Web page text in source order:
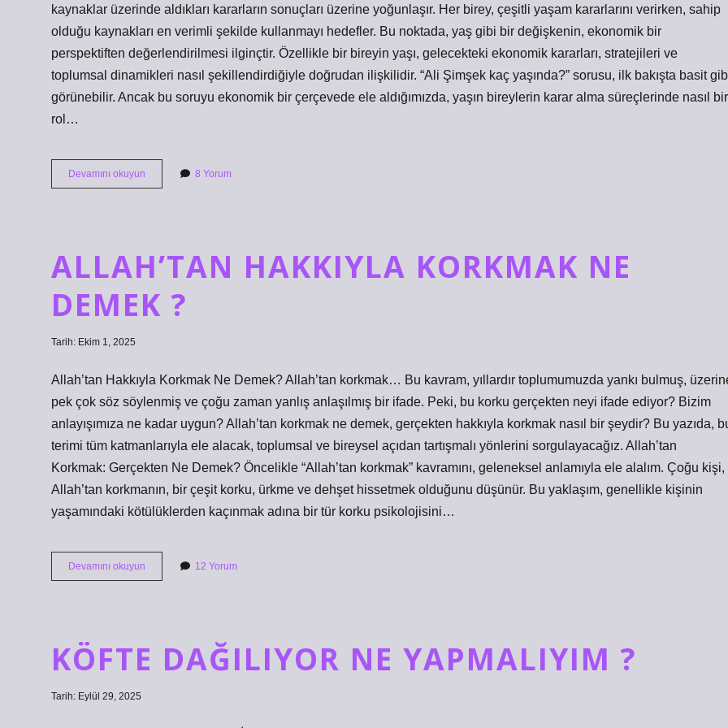
kaynaklar üzerinde aldıkları kararların sonuçları üzerine yoğunlaşır. Her birey, çeşitli yaşam kararlarını verirken, sahip
olduğu kaynakları en verimli şekilde kullanmayı hedefler. Bu noktada, yaş gibi bir değişkenin, ekonomik bir
perspektiften değerlendirilmesi ilginçtir. Özellikle bir bireyin yaşı, gelecekteki ekonomik kararları, stratejileri ve
toplumsal dinamikleri nasıl şekillendirdiğiyle doğrudan ilişkilidir. “Ali Şimşek kaç yaşında?” sorusu, ilk bakışta basit
görünebilir. Ancak bu soruyu ekonomik bir çerçevede ele aldığımızda, yaşın bireylerin karar alma süreçlerinde nasıl bir
rol…
Devamını okuyun
Şimşek
8 Yorum
ALLAH’TAN HAKKIYLA KORKMAK NE
DEMEK ?
Tarih: Ekim 1, 2025
Allah’tan Hakkıyla Korkmak Ne Demek? Allah’tan korkmak… Bu kavram, yıllardır toplumumuzda yankı bulmuş,
pek çok söz söylenmiş ve çoğu zaman yanlış anlaşılmış bir ifade. Peki, bu korku gerçekten neyi ifade ediyor? Bizim
anlayışımıza ne kadar uygun? Allah’tan korkmak ne demek, gerçekten hakkıyla korkmak nasıl bir şeydir? Bu yazıda,
terimi tüm katmanlarıyla ele alacak, toplumsal ve bireysel açıdan tartışmalı yönlerini sorgulayacağız. Allah’tan
Korkmak: Gerçekten Ne Demek? Öncelikle “Allah’tan korkmak” kavramını, geleneksel anlamıyla ele alalım. Çoğu kişi,
Allah’tan korkmanın, bir çeşit korku, ürkme ve dehşet hissetmek olduğunu düşünür. Bu yaklaşım, genellikle kişinin
yaşamındaki kötülüklerden kaçınmak adına bir tür korku psikolojisini…
Devamını okuyun Allah’tan
hakkıyla
12 Yorum
KÖFTE DAĞILIYOR NE YAPMALIYIM ?
Tarih: Eylül 29, 2025